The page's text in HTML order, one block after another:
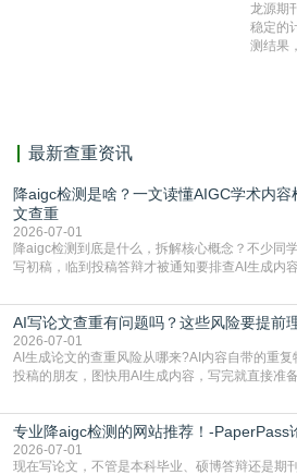
有相似
准确率
龙源期
稳定的
测结果
最新查重资讯
降aigc检测是啥？一文读懂AIGC学术内
文查重
2026-07-01
降aigc检测到底是什么，拆解核心概念？不少同
写初稿，临到投稿答辩才被通知要排查AI生成内
怕是已经入行的科研人员，不少人也搞不清降
准。其实，降aigc检测是伴随AIGC工具在学术
了满足现在高校、期刊对AI生
AI写论文查重有问题吗？这些风险要提前
2026-07-01
AI生成论文的查重风险从哪来?AI内容自带的重
投稿的朋友，图快用AI生成内容，写完就直接准
自带不可忽视的查重风险。AI训练依赖海量公开
于训练数据的概率拼接，不是从零开始的原创创
有的高频公共表述，甚至直接拼接已经公开
专业降aigc检测的网站推荐！-PaperPass
2026-07-01
现在写论文，不管是本科毕业、硕博答辩还是期